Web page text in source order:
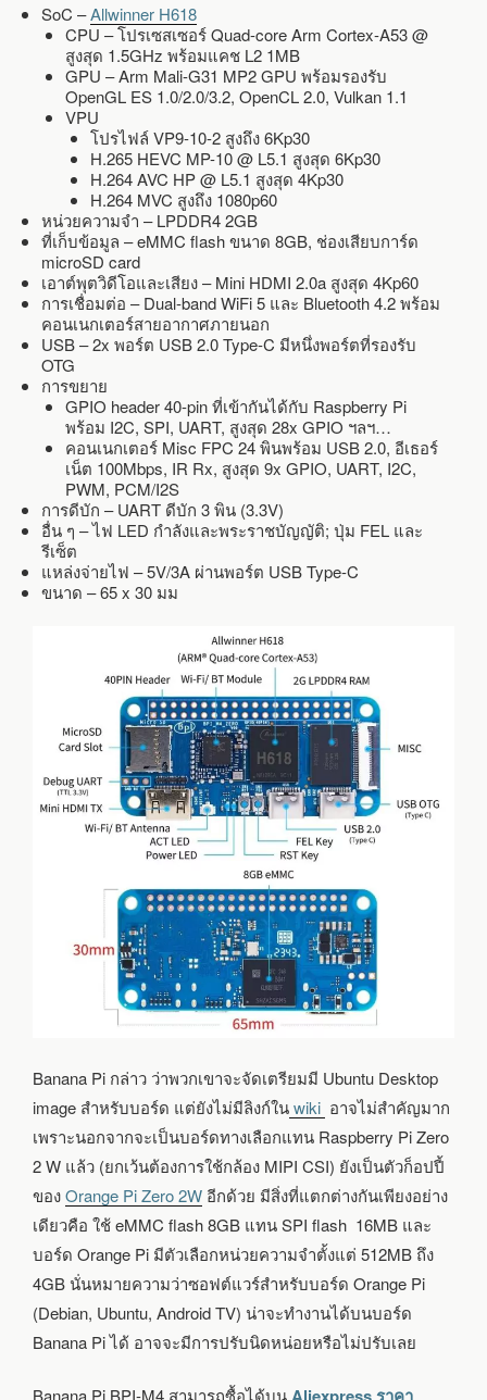
SoC –Allwinner H618
CPU – โปรเซสเซอร์ Quad-core Arm Cortex-A53 @
สูงสุด 1.5GHz พร้อมแคช L2 1MB
GPU – Arm Mali-G31 MP2 GPU พร้อมรองรับ
OpenGL ES 1.0/2.0/3.2, OpenCL 2.0, Vulkan 1.1
VPU
โปรไฟล์ VP9-10-2 สูงถึง 6Kp30
H.265 HEVC MP-10 @ L5.1 สูงสุด 6Kp30
H.264 AVC HP @ L5.1 สูงสุด 4Kp30
H.264 MVC สูงถึง 1080p60
หน่วยความจำ – LPDDR4 2GB
ที่เก็บข้อมูล – eMMC flash ขนาด 8GB, ช่องเสียบการ์ด
microSD card
เอาต์พุตวิดีโอและเสียง – Mini HDMI 2.0a สูงสุด 4Kp60
การเชื่อมต่อ – Dual-band WiFi 5 และ Bluetooth 4.2 พร้อม
คอนเนกเตอร์สายอากาศภายนอก
USB – 2x พอร์ต USB 2.0 Type-C มีหนึ่งพอร์ตที่รองรับ
OTG
การขยาย
GPIO header 40-pin ที่เข้ากันได้กับ Raspberry Pi
พร้อม I2C, SPI, UART, สูงสุด 28x GPIO ฯลฯ…
คอนเนกเตอร์ Misc FPC 24 พินพร้อม USB 2.0, อีเธอร์
เน็ต 100Mbps, IR Rx, สูงสุด 9x GPIO, UART, I2C,
PWM, PCM/I2S
การดีบัก – UART ดีบัก 3 พิน (3.3V)
อื่น ๆ – ไฟ LED กำลังและพระราชบัญญัติ; ปุ่ม FEL และ
รีเซ็ต
แหล่งจ่ายไฟ – 5V/3A ผ่านพอร์ต USB Type-C
ขนาด – 65 x 30 มม
Banana Pi กล่าว ว่าพวกเขาจะจัดเตรียมมี Ubuntu Desktop
image สำหรับบอร์ด แต่ยังไม่มีลิงก์ในwiki อาจไม่สำคัญมาก
เพราะนอกจากจะเป็นบอร์ดทางเลือกแทน Raspberry Pi Zero
2 W แล้ว (ยกเว้นต้องการใช้กล้อง MIPI CSI) ยังเป็นตัวก็อปปี้
ของOrange Pi Zero 2W อีกด้วย มีสิ่งที่แตกต่างกันเพียงอย่าง
เดียวคือ ใช้ eMMC flash 8GB แทน SPI flash 16MB และ
บอร์ด Orange Pi มีตัวเลือกหน่วยความจำตั้งแต่ 512MB ถึง
4GB นั่นหมายความว่าซอฟต์แวร์สำหรับบอร์ด Orange Pi
(Debian, Ubuntu, Android TV) น่าจะทำงานได้บนบอร์ด
Banana Pi ได้ อาจจะมีการปรับนิดหน่อยหรือไม่ปรับเลย
Banana Pi BPI-M4 สามารถซื้อได้บน